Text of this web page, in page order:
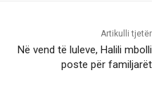
Artikulli tjetër
Në vend të luleve, Halili mbolli
poste për familjarët